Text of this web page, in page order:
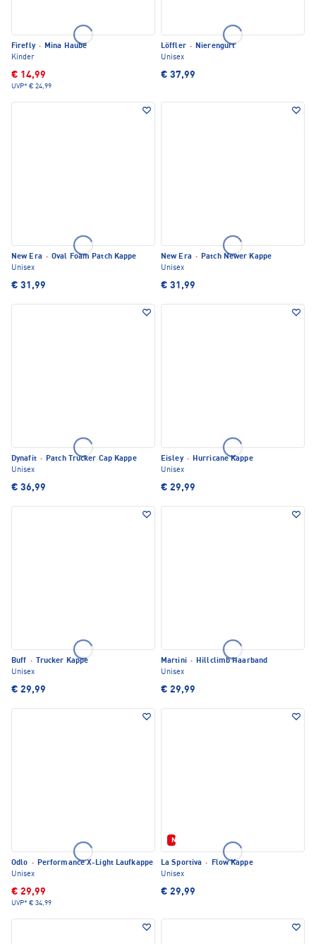
Firefly · Mina Haube
Kinder
€ 14,99
UVP* € 24,99
Löffler · Nierengurt
Unisex
€ 37,99
New Era · Oval Foam Patch Kappe
Unisex
€ 31,99
New Era · Patch Newer Kappe
Unisex
€ 31,99
Dynafit · Patch Trucker Cap Kappe
Unisex
€ 36,99
Eisley · Hurricane Kappe
Unisex
€ 29,99
Buff ·
Trucker Kappe
Unisex
€ 29,99
Martini · Hillclimb Haarband
Unisex
€ 29,99
Odlo · Performance X-Light Laufkappe
Unisex
€ 29,99
UVP* € 34,99
Neu
La Sportiva ·
Flow Kappe
Unisex
€ 29,99